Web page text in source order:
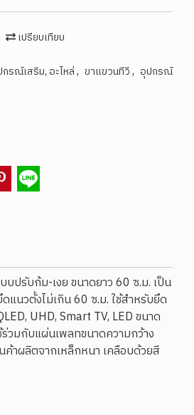
เปรียบเทียบ
รณ์เสริม, อะไหล่, ขาแขวนทีวี, อุปกรณ์
บปรับก้ม-เงย ขนาดยาว 60 ซ.ม. เป็น
แนวตั้งไม่เกิน 60 ซ.ม. ใช้สำหรับยึด
UHD, Smart TV, LED ขนาด
วมกับแผ่นเพลทขนาดความกว้าง
าผลิตจากเหล็กหนา เคลือบด้วยสี